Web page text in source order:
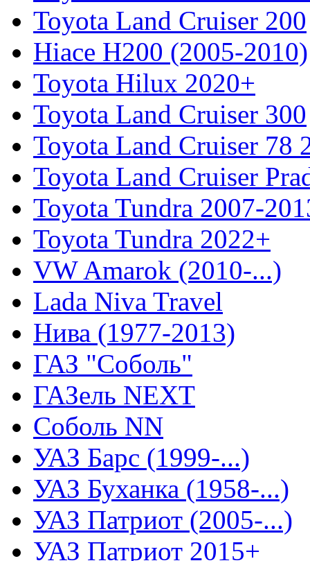
Toyota Land Cruiser 200
Hiace H200 (2005-2010)
Toyota Hilux 2020+
Toyota Land Cruiser 300
Toyota Land Cruiser 78
Toyota Land Cruiser
Toyota Tundra 2007-
Toyota Tundra 2022+
VW Amarok (2010-...)
Lada Niva Travel
Нива (1977-2013)
ГАЗ "Соболь"
ГАЗель NEXT
Соболь NN
УАЗ Барс (1999-...)
УАЗ Буханка (1958-...)
УАЗ Патриот (2005-...)
УАЗ Патриот 2015+